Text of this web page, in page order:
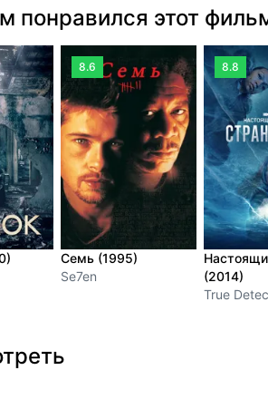
понравился этот
8.6
Семь (1995)
Se7en
8.8
(2014)
True